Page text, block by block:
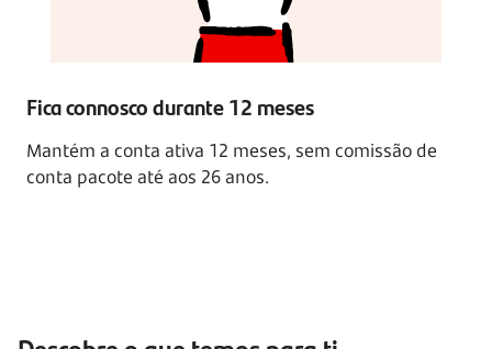
Fica connosco durante12 meses
Mantém a conta ativa 12 meses, sem comissão de
conta pacote até aos 26 anos.